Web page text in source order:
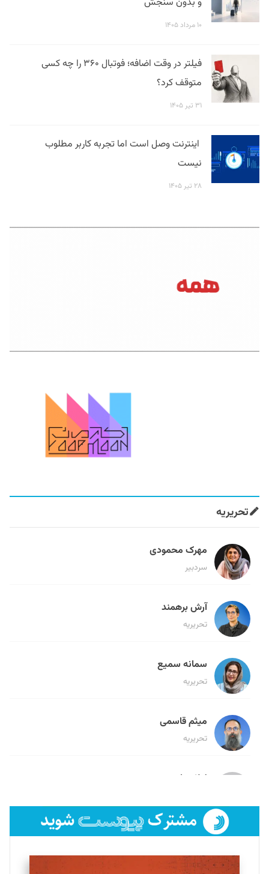
۱۰ مرداد ۱۴۰۵
فیلتر در وقت اضافه؛ فوتبال ۳۶۰ را چه کسی
متوقف کرد؟
۳۱ تیر ۱۴۰۵
اینترنت وصل است اما تجربه کاربر مطلوب
نیست
۲۸ تیر ۱۴۰۵
تحریریه
مهرک محمودی
سردبیر
آرش برهمند
تحریریه
سمانه سمیع
تحریریه
میثم قاسمی
تحریریه
لیلا حنارود
فائزه فتحی رستمی
تحریریه